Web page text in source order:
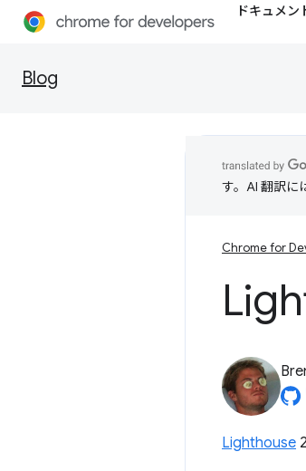
ドキュメン
Blog
す。AI 翻訳に
Chrome for
Lighthouse